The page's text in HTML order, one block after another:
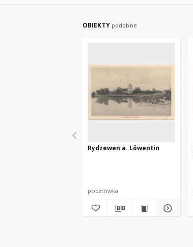
OBIEKTY podobne
Rydzewen a. Löwentin
pocztówka